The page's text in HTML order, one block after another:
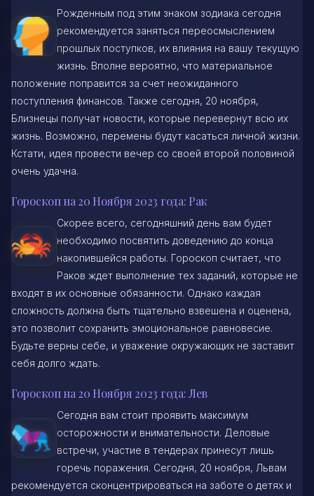
Рожденным под этим знаком зодиака сегодня
рекомендуется заняться переосмыслением
прошлых поступков, их влияния на вашу текущую
жизнь. Вполне вероятно, что материальное
положение поправится за счет неожиданного
поступления финансов. Также сегодня, 20 ноября,
Близнецы получат новости, которые перевернут всю их
жизнь. Возможно, перемены будут касаться личной жизни.
Кстати, идея провести вечер со своей второй половиной
очень удачна.
Гороскоп на 20 Ноября 2023 года: Рак
Скорее всего, сегодняшний день вам будет
необходимо посвятить доведению до конца
накопившейся работы. Гороскоп считает, что
Раков ждет выполнение тех заданий, которые не
входят в их основные обязанности. Однако каждая
сложность должна быть тщательно взвешена и оценена,
это позволит сохранить эмоциональное равновесие.
Будьте верны себе, и уважение окружающих не заставит
себя долго ждать.
Гороскоп на 20 Ноября 2023 года: Лев
Сегодня вам стоит проявить максимум
осторожности и внимательности. Деловые
встречи, участие в тендерах принесут лишь
горечь поражения. Сегодня, 20 ноября, Львам
рекомендуется сконцентрироваться на заботе о детях и